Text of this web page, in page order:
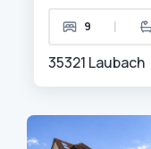
9 |
35321 Laubach